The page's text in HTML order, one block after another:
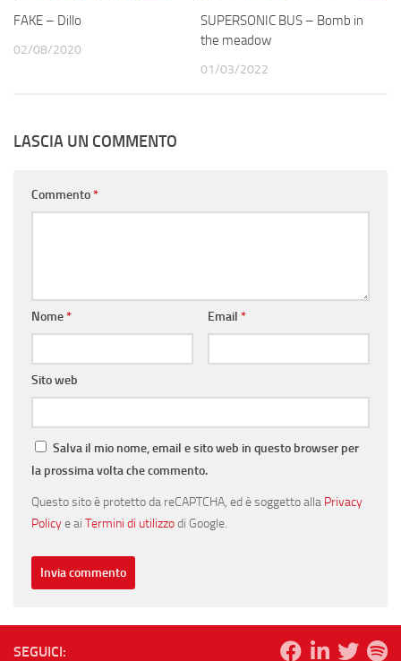
FAKE – Dillo
02/08/2020
SUPERSONIC BUS – Bomb in
the meadow
01/03/2022
LASCIA UN COMMENTO
Commento*
Nome* Email *
Sito web
Salva il mio nome, email e sito web in questo browser per
la prossima volta che commento.
Questo sito è protetto da reCAPTCHA, ed è soggetto alla Privacy
Policye ai Termini di utilizzodi Google.
SEGUICI: